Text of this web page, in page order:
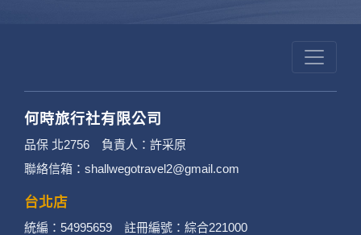
何時旅行社有限公司
品保 北2756 負責人：許采原
聯絡信箱：shallwegotravel2@gmail.com
台北店
統編：54995659 註冊編號：綜合221000